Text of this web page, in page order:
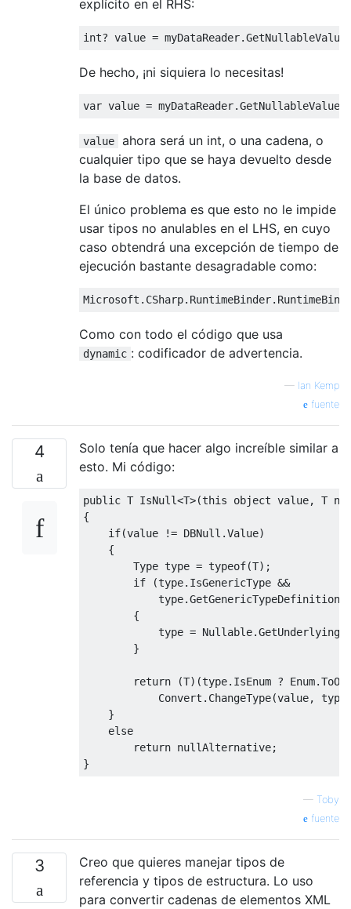
explícito en el RHS:
int? value = myDataReader.GetNullableValue
De hecho, ¡ni siquiera lo necesitas!
var value = myDataReader.GetNullableValue
value
ahora será un int, o una cadena, o
cualquier tipo que se haya devuelto desde
la base de datos.
El único problema es que esto no le impide
usar tipos no anulables en el LHS, en cuyo
caso obtendrá una excepción de tiempo de
ejecución bastante desagradable como:
Microsoft . CSharp. RuntimeBinder.
Como con todo el código que usa
dynamic : codificador de advertencia.
— Ian Kemp
fuente
4
Solo tenía que hacer algo increíble similar a
esto. Mi código:
public T IsNull<T>(this object value,
T
{
if(value != DBNull .Value)
{
Type type = typeof(T);
if
(type. IsGenericType &&
            type
.GetGenericTypeDefinition
{
            type
= Nullable.
}
return (T)(type. IsEnum ? Enum.
Convert . ChangeType(value, type
}
else
return nullAlternative;
}
— Toby
fuente
3
Creo que quieres manejar tipos de
referencia y tipos de estructura. Lo uso
para convertir cadenas de elementos XML